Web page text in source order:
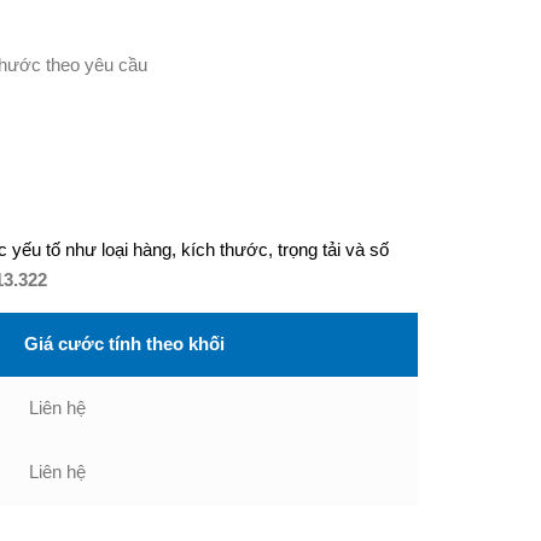
tố như loại hàng, kích thước, trọng tải và số
Giá cước tính theo khối
Liên hệ
Liên hệ